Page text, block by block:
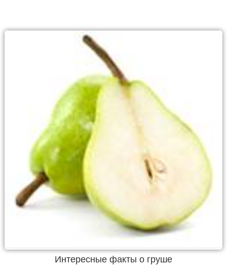
Интересные факты о груше